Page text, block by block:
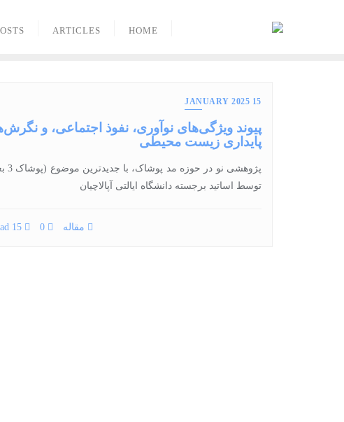
HOME
ARTICLES
15 JANUARY 2025
پیوند ویژگی‌های نوآوری، نفوذ اجتماعی، و
پایداری زیست محیطی
توسط اساتید برجسته دانشگاه ایالتی آپالاچیان
مقاله 0
15 sec read